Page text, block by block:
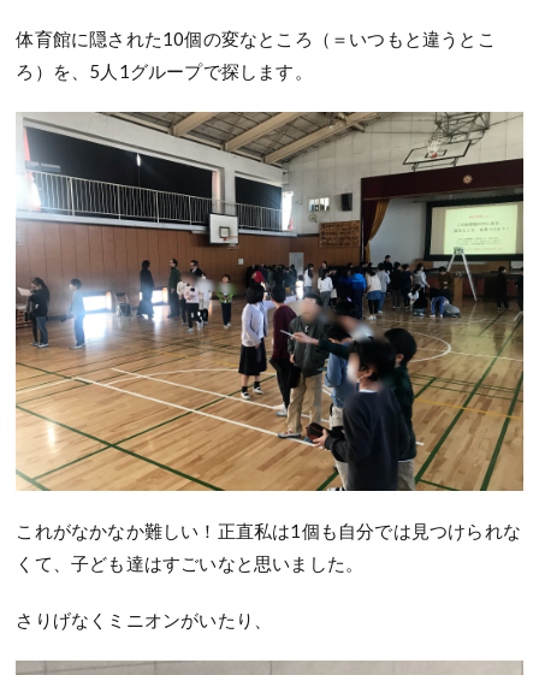
体育館に隠された10個の変なところ（＝いつもと違うとこ
ろ）を、5人1グループで探します。
これがなかなか難しい！正直私は1個も自分では見つけられな
くて、子ども達はすごいなと思いました。
さりげなくミニオンがいたり、